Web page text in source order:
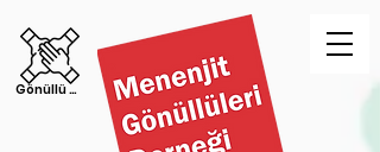
Gönüllü Ol!